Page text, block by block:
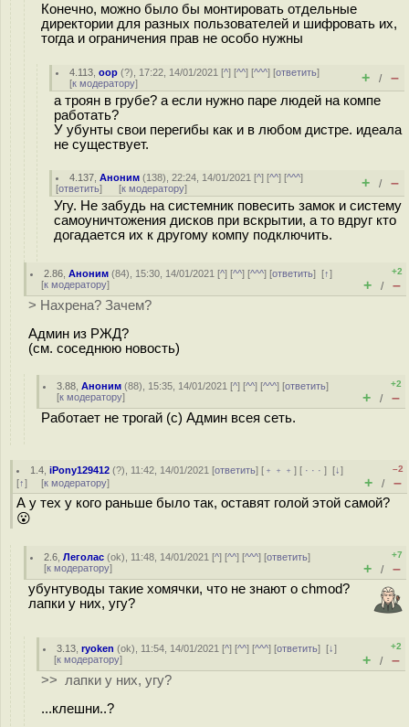
Конечно, можно было бы монтировать отдельные
директории для разных пользователей и шифровать их,
тогда и ограничения прав не особо нужны
4.113 ,оор (?), 17:22, 14/01/2021 [^] [^^] [^^^] [ответить]
[к модератору] + / –
а троян в грубе? а если нужно паре людей на компе
работать?
У убунты свои перегибы как и в любом дистре. идеала
не существует.
4.137 ,Аноним (138), 22:24, 14/01/2021 [^] [^^] [^^^]
[ответить] [к модератору] + / –
Угу. Не забудь на системник повесить замок и систему
самоуничтожения дисков при вскрытии, а то вдруг кто
догадается их к другому компу подключить.
2.86 ,Аноним (84), 15:30, 14/01/2021 [^] [^^] [^^^] [ответить][↑]
[к модератору]
+2
+ / –
> Нахрена? Зачем?
Админ из РЖД?
(см. соседнюю новость)
3.88 ,Аноним (88), 15:35, 14/01/2021 [^] [^^] [^^^] [ответить]
[к модератору]
+2
+ / –
Работает не трогай (с) Админ всея сеть.
1.4 ,iPony129412 (?), 11:42, 14/01/2021 [ответить] [ ﹢﹢﹢] [ · · ·][↓]
[↑] [к модератору]
–2
+ / –
А у тех у кого раньше было так, оставят голой этой самой?
😮
2.6 ,Леголас (ok), 11:48, 14/01/2021 [^] [^^] [^^^] [ответить]
[к модератору]
+7
+ / –
убунтуводы такие хомячки, что не знают о chmod?
лапки у них, угу?
3.13 ,ryoken (ok), 11:54, 14/01/2021 [^] [^^] [^^^] [ответить][↓]
[к модератору]
+2
+ / –
>> лапки у них, угу?
...клешни..?